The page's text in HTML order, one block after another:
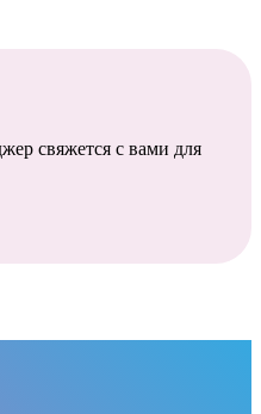
свяжется с вами для